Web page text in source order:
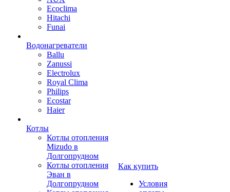
Ecoclima
Hitachi
Funai
Водонагреватели
Ballu
Zanussi
Electrolux
Royal Clima
Philips
Ecostar
Haier
Котлы
Котлы отопления
Mizudo в
Долгопрудном
Котлы отопления
Эван в
Долгопрудном
Как купить
Условия